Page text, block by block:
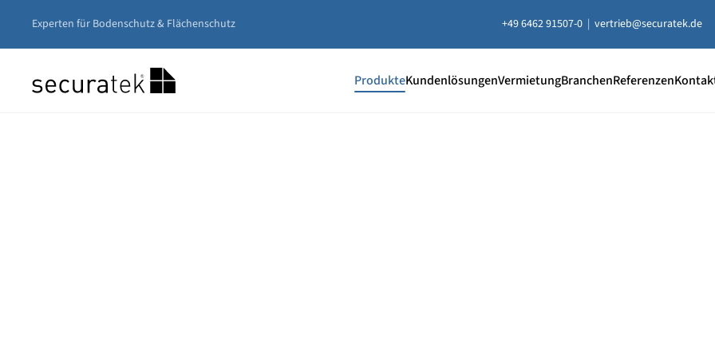
Zum
springen
Experten für Bodenschutz & Flächenschutz +49 6462 91507-0 | vertrieb@securatek.de
ProdukteKundenlösungenVermietungBranchenReferenzen